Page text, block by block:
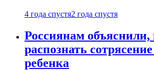
4 года спустя2 года спустя
Россиянам объяснили,
распознать
ребенка